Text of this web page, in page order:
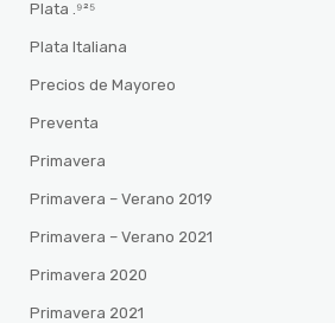
Plata .⁹²⁵
Plata Italiana
Precios de Mayoreo
Preventa
Primavera
Primavera – Verano 2019
Primavera – Verano 2021
Primavera 2020
Primavera 2021